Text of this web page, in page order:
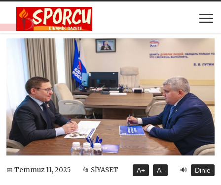
📅 Temmuz 11, 2025 📂 SİYASET A+ A- 🔊 Dinle